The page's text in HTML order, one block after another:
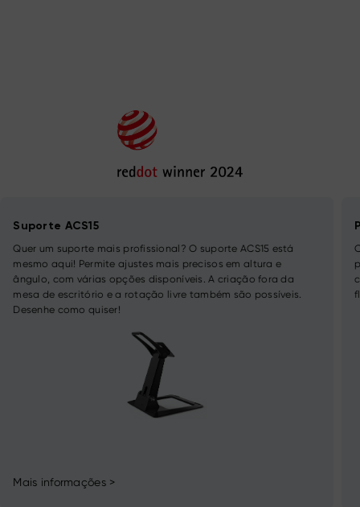
Suporte ACS15
Quer um suporte mais profissional? O suporte ACS15 está
mesmo aqui! Permite ajustes mais precisos em altura e
ângulo, com várias opções disponíveis. A criação fora da
mesa de escritório e a rotação livre também são possíveis.
Desenhe como quiser!
Mais informações >